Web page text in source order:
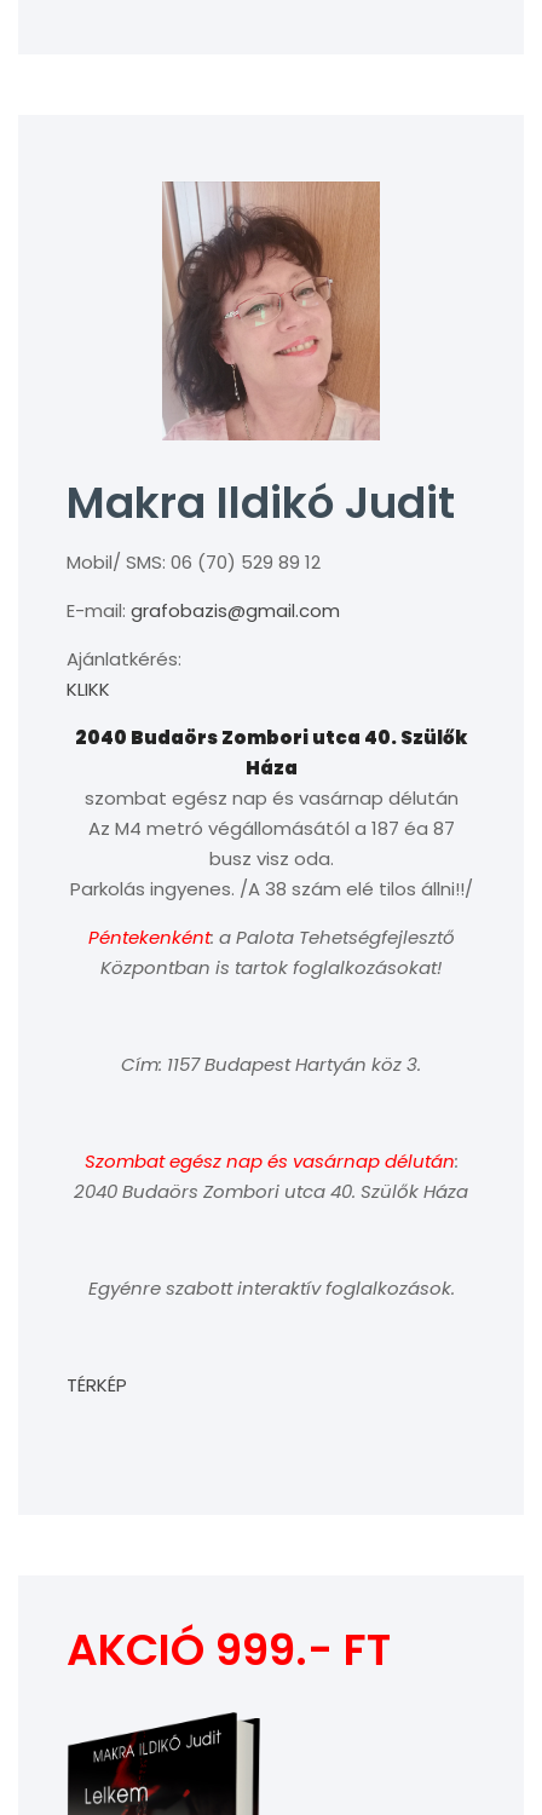
Makra Ildikó Judit
Mobil/ SMS: 06 (70) 529 89 12
E-mail: grafobazis@gmail.com
Ajánlatkérés:
KLIKK
2040 Budaörs Zombori utca 40. Szülők
Háza
szombat egész nap és vasárnap délután
Az M4 metró végállomásától a 187 éa 87
busz visz oda.
Parkolás ingyenes. /A 38 szám elé tilos állni!!/
Péntekenként: a Palota Tehetségfejlesztő
Központban is tartok foglalkozásokat!
Cím: 1157 Budapest Hartyán köz 3.
Szombat egész nap és vasárnap délután:
2040 Budaörs Zombori utca 40. Szülők Háza
Egyénre szabott interaktív foglalkozások.
TÉRKÉP
AKCIÓ 999.- FT